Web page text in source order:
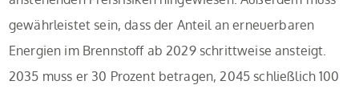
gewährleistet sein, dass der Anteil an erneuerbaren
Energien im Brennstoff ab 2029 schrittweise ansteigt.
2035 muss er 30 Prozent betragen, 2045 schließlich 100